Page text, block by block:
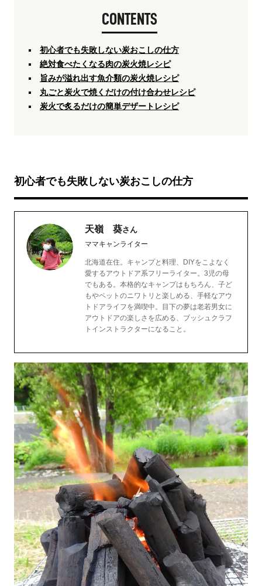
CONTENTS
初心者でも失敗しない炭おこしの仕方
絶対食べたくなる肉の炭火焼レシピ
旨みが溢れ出す魚介類の炭火焼レシピ
丸ごと炭火で焼くだけの付け合わせレシピ
炭火で炙るだけの簡単デザートレシピ
初心者でも失敗しない炭おこしの仕方
天嶺 葵さん
ママキャンライター
北海道在住。キャンプと料理、DIYをこよなく
愛するアウトドア系フリーライター。3児の母
でもある。本格的なキャンプはもちろん、子ど
もやペットのニワトリと楽しめる、手軽なアウ
トドアライフを満喫中。目下の夢は老若男女に
アウトドアの楽しさを広める、ブッシュクラフ
トインストラクターになること。